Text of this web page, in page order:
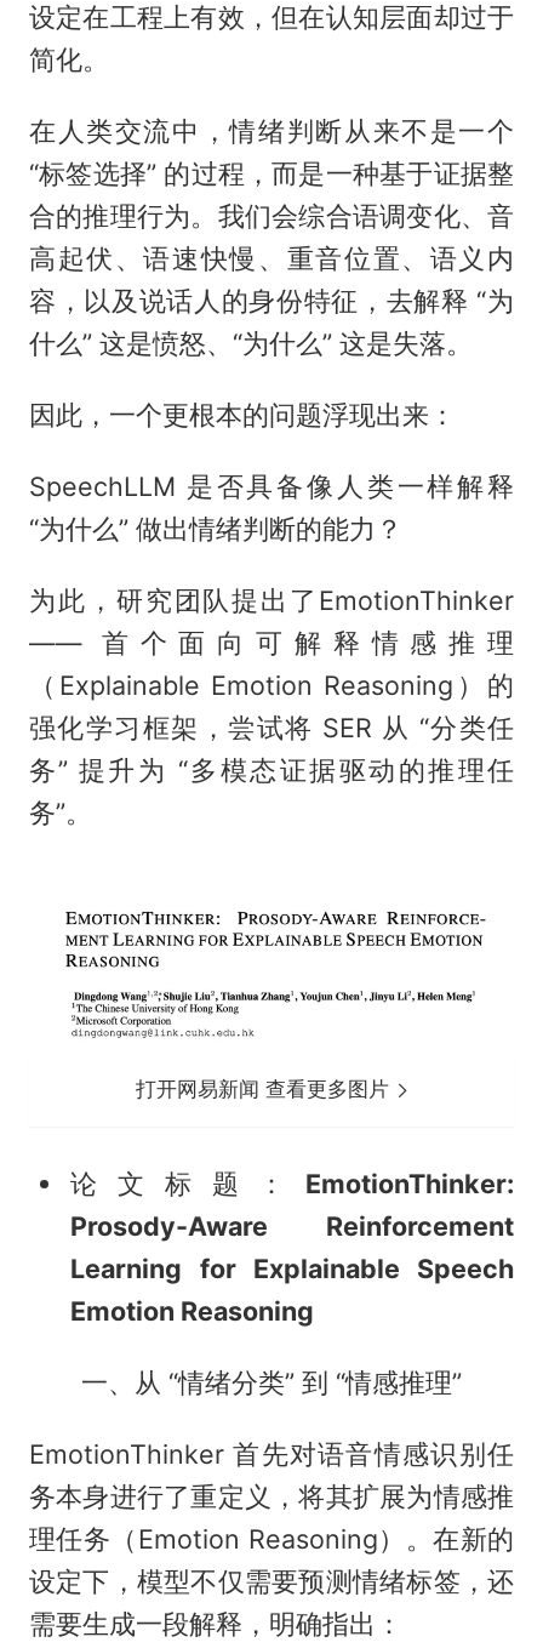
设定在工程上有效，但在认知层面却过于
简化。
在人类交流中，情绪判断从来不是一个
“标签选择” 的过程，而是一种基于证据整
合的推理行为。我们会综合语调变化、音
高起伏、语速快慢、重音位置、语义内
容，以及说话人的身份特征，去解释 “为
什么” 这是愤怒、“为什么” 这是失落。
因此，一个更根本的问题浮现出来：
SpeechLLM 是否具备像人类一样解释
“为什么” 做出情绪判断的能力？
为此，研究团队提出了EmotionThinker
—— 首个面向可解释情感推理
（Explainable Emotion Reasoning）的
强化学习框架，尝试将 SER 从 “分类任
务” 提升为 “多模态证据驱动的推理任
务”。
打开网易新闻 查看更多图片
论文标题： EmotionThinker:
Prosody-Aware Reinforcement
Learning for Explainable Speech
Emotion Reasoning
一、从 “情绪分类” 到 “情感推理”
EmotionThinker 首先对语音情感识别任
务本身进行了重定义，将其扩展为情感推
理任务（Emotion Reasoning）。在新的
设定下，模型不仅需要预测情绪标签，还
需要生成一段解释，明确指出：